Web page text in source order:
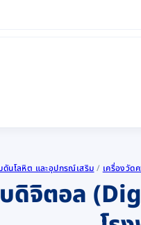
ดันโลหิต และอุปกรณ์เสริม / เครื่องวั
ดิจิตอล